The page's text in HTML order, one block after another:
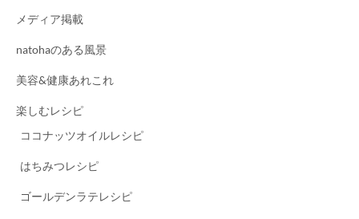
メディア掲載
natohaのある風景
美容&健康あれこれ
楽しむレシピ
ココナッツオイルレシピ
はちみつレシピ
ゴールデンラテレシピ